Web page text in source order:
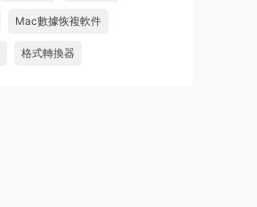
Mac數據恢複軟件
格式轉換器